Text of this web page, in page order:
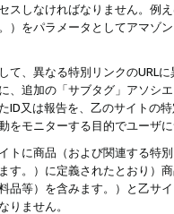
スしなければなりません。例
）をパラメータとしてアマゾ
て、異なる特別リンクのURL
、追加の「サブタグ」アソシ
ID又は報告を、乙のサイトの
をモニターする目的でユーザ
トに商品（および関連する特
す。）に定義されたとおり
品等）を含みます。）と乙サ
りません。